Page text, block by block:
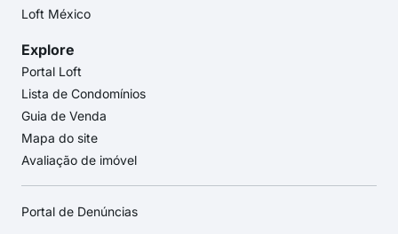
Loft México
Explore
Portal Loft
Lista de Condomínios
Guia de Venda
Mapa do site
Avaliação de imóvel
Portal de Denúncias